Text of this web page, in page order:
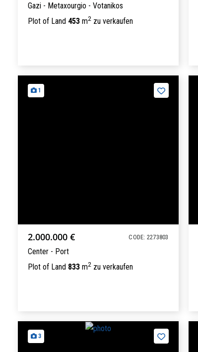
Gazi - Metaxourgio - Votanikos
Plot of Land 453 m2 zu verkaufen
1
2.000.000 € CODE: 2273803
Center - Port
Plot of Land 833 m2 zu verkaufen
3